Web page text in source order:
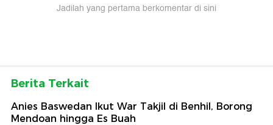
Jadilah yang pertama berkomentar di sini
Berita Terkait
Anies Baswedan Ikut War Takjil di Benhil, Borong
Mendoan hingga Es Buah